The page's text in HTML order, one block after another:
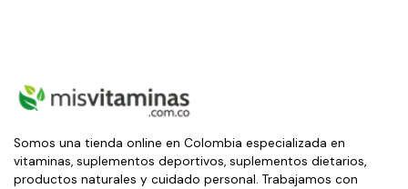
Somos una tienda online en Colombia especializada en
vitaminas, suplementos deportivos, suplementos dietarios,
productos naturales y cuidado personal. Trabajamos con